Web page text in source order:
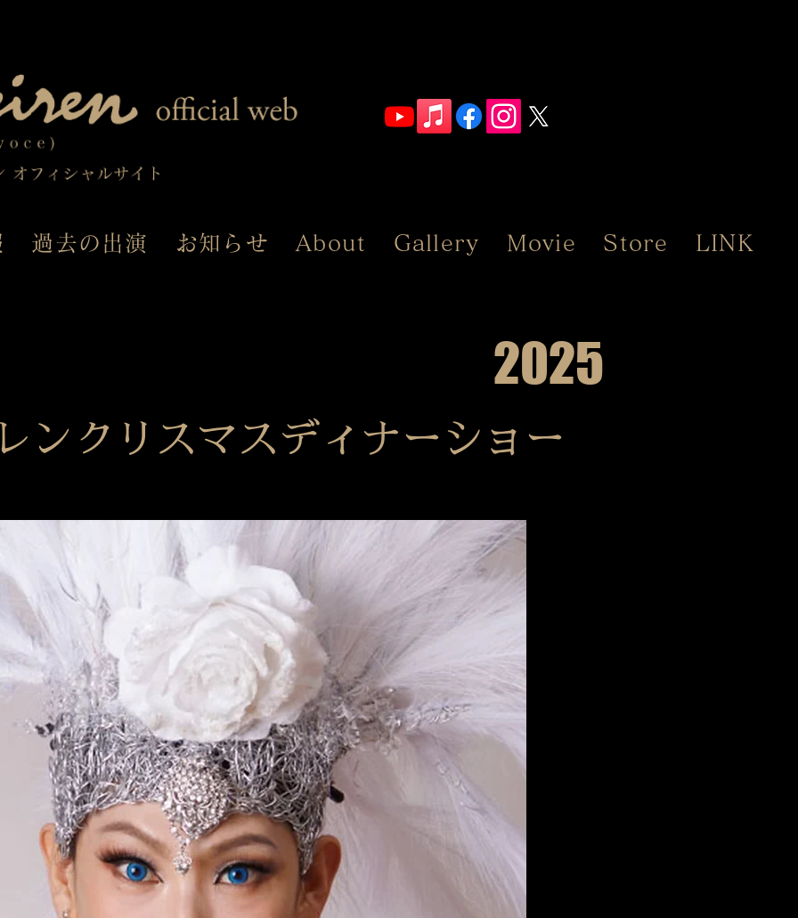
過去の出演 お知らせ About Gallery Movie Store LINK
2025
ンクリスマスディナーショー